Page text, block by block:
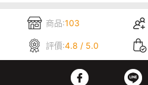
商品:103
評價:4.8 / 5.0